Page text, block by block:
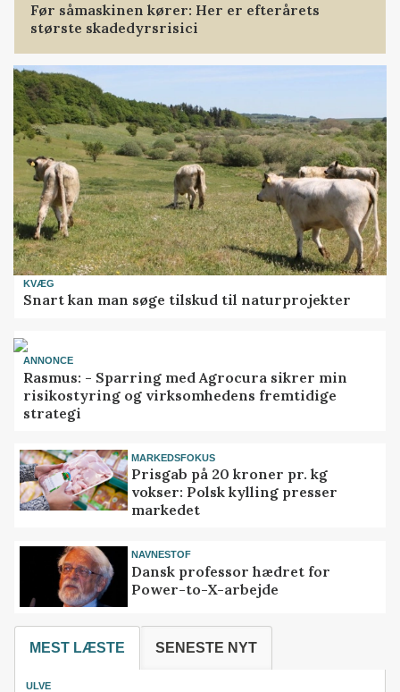
Før såmaskinen kører: Her er efterårets
største skadedyrsrisici
KVÆG
Snart kan man søge tilskud til naturprojekter
ANNONCE
Rasmus: - Sparring med Agrocura sikrer min
risikostyring og virksomhedens fremtidige
strategi
MARKEDSFOKUS
Prisgab på 20 kroner pr. kg
vokser: Polsk kylling presser
markedet
NAVNESTOF
Dansk professor hædret for
Power-to-X-arbejde
MEST LÆSTE SENESTE NYT
ULVE